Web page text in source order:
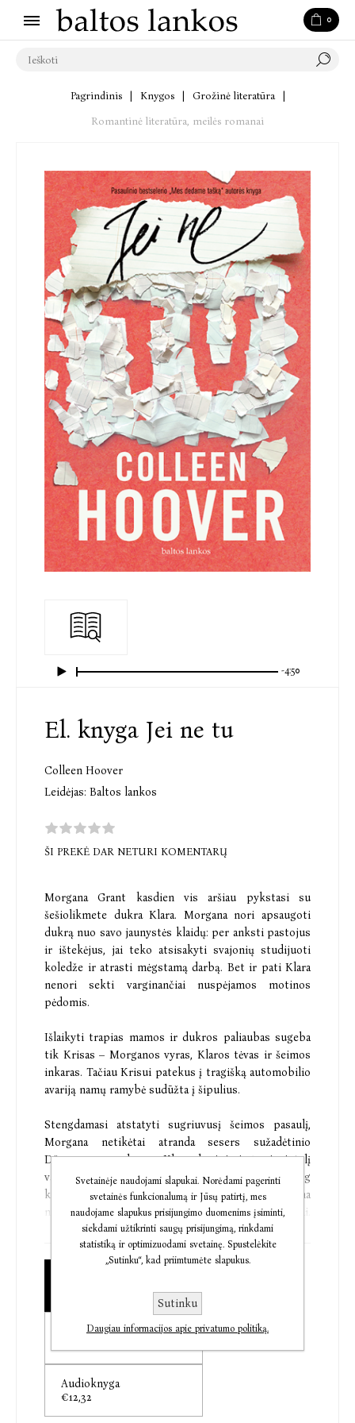
0
Pagrindinis Knygos Grožinė literatūra
Romantinė literatūra, meilės romanai
-4:50
El. knyga Jei ne tu
Colleen Hoover
Leidėjas: Baltos lankos
ŠI PREKĖ DAR NETURI KOMENTARŲ
Morgana Grant kasdien vis aršiau pykstasi su
šešiolikmete dukra Klara. Morgana nori apsaugoti
dukrą nuo savo jaunystės klaidų: per anksti pastojus
ir ištekėjus, jai teko atsisakyti svajonių studijuoti
koledže ir atrasti mėgstamą darbą. Bet ir pati Klara
nenori sekti varginančiai nuspėjamos motinos
pėdomis.
Išlaikyti trapias mamos ir dukros paliaubas sugeba
tik Krisas – Morganos vyras, Klaros tėvas ir šeimos
inkaras. Tačiau Krisui patekus į tragišką automobilio
avariją namų ramybė sudūžta į šipulius.
Stengdamasi atstatyti sugriuvusį šeimos pasaulį,
Morgana netikėtai atranda sesers sužadėtinio
Džonos paguodą, o Klara kreipiasi į vienintelį
vaikiną, su kuriuo jai draudžiama bendrauti. Sulig
kiekviena diena prarają tarp motinos ir dukros gilina
naujos paslaptys, nuoskaudos ir nesusipratimai.
Gilina taip smarkiai, kad nežinia, ar kada nors pavyks
susitaikyti.
„Įtaigi istorija apie meilę, viltį ir atpirkimą –
neįtikėtinai talentingos C. Hoover triumfas.“
Washington Independent Review of Books
„Stiprios emocijos, gilūs pokalbiai, grakščiai
plėtojami santykiai.“
Kirkus Reviews
Popierinė knyga
Audioknyga
€12,32
Svetainėje naudojami slapukai. Norėdami pagerinti
svetainės funkcionalumą ir Jūsų patirtį, mes
naudojame slapukus prisijungimo duomenims įsiminti,
siekdami užtikrinti saugų prisijungimą, rinkdami
statistiką ir optimizuodami svetainę. Spustelėkite
„Sutinku“, kad priimtumėte slapukus.
Sutinku
Daugiau informacijos apie privatumo politiką.